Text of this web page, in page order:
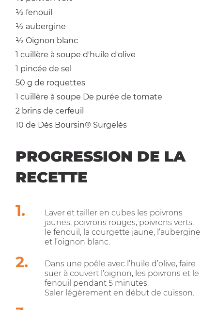
1⁄2 fenouil
1⁄2 aubergine
1⁄2 Oignon blanc
1 cuillère à soupe d'huile d'olive
1 pincée de sel
50 g de roquettes
1 cuillère à soupe De purée de tomate
2 brins de cerfeuil
10 de Dés Boursin® Surgelés
PROGRESSION DE LA
RECETTE
Laver et tailler en cubes les poivrons
jaunes, poivrons rouges, poivrons verts,
le fenouil, la courgette jaune, l’aubergine
et l’oignon blanc.
Dans une poêle avec l’huile d’olive, faire
suer à couvert l’oignon, les poivrons et le
fenouil pendant 5 minutes.
Saler légèrement en début de cuisson.